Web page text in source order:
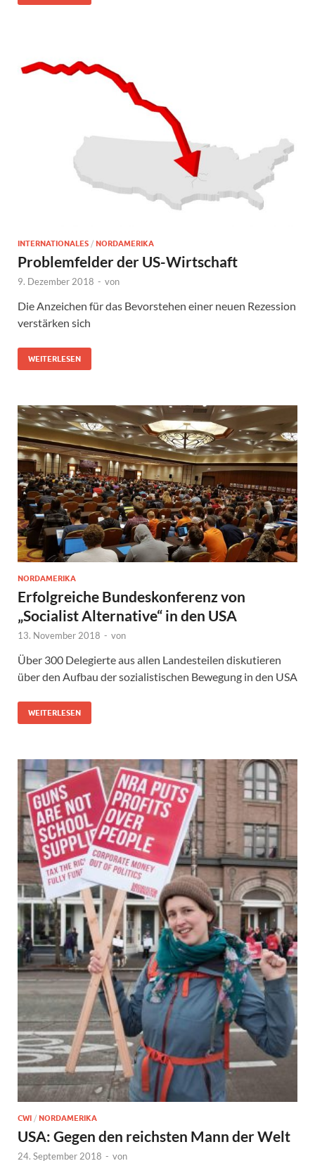
INTERNATIONALES / NORDAMERIKA
Problemfelder der US-Wirtschaft
9. Dezember 2018 - von
Die Anzeichen für das Bevorstehen einer neuen Rezession
verstärken sich
WEITERLESEN
NORDAMERIKA
Erfolgreiche Bundeskonferenz von
„Socialist Alternative“ in den USA
13. November 2018 - von
Über 300 Delegierte aus allen Landesteilen diskutieren
über den Aufbau der sozialistischen Bewegung in den USA
WEITERLESEN
CWI / NORDAMERIKA
USA: Gegen den reichsten Mann der Welt
24. September 2018 - von